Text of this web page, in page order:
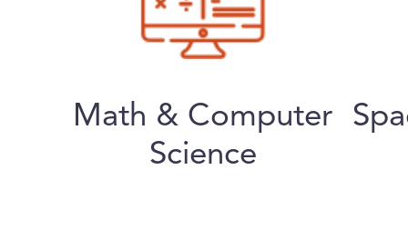
Math & Computer
Science